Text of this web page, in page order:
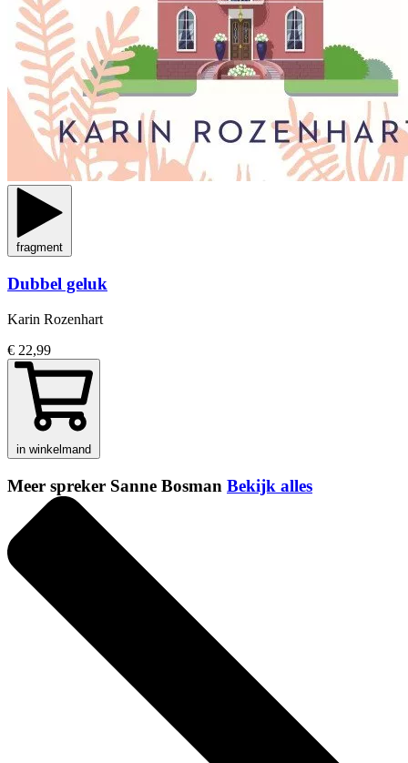
fragment
Dubbel geluk
Karin Rozenhart
€ 22,99
in winkelmand
Meer spreker Sanne Bosman Bekijk alles